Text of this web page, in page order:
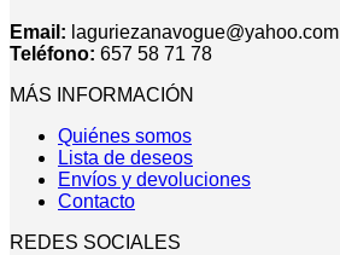
Email: laguriezanavogue@yahoo.com
Teléfono: 657 58 71 78
MÁS INFORMACIÓN
Quiénes somos
Lista de deseos
Envíos y devoluciones
Contacto
REDES SOCIALES